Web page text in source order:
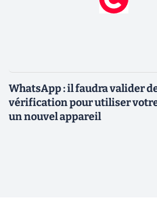
WhatsApp : il faudra valider
vérification pour utiliser
un nouvel appareil